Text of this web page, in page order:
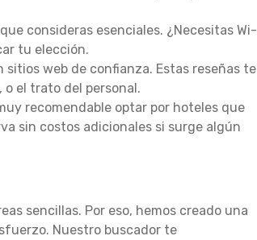
consideras esenciales. ¿Necesitas Wi-
tu elección.
web de confianza. Estas reseñas te
el trato del personal.
recomendable optar por hoteles que
sin costos adicionales si surge algún
sencillas. Por eso, hemos creado una
Nuestro buscador te